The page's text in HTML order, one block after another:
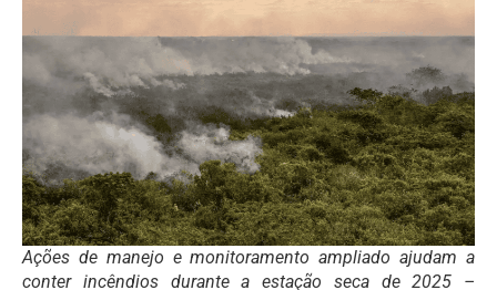
Ações de manejo e monitoramento ampliado ajudam a
conter incêndios durante a estação seca de 2025 –